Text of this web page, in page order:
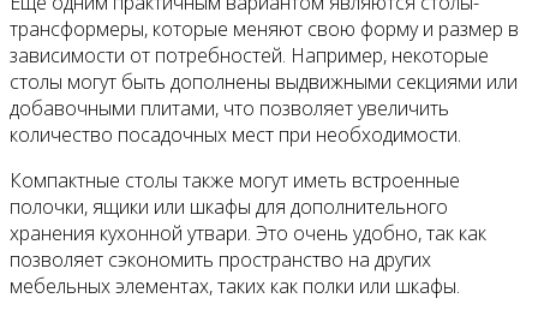
трансформеры, которые меняют свою форму и размер в
зависимости от потребностей. Например, некоторые
столы могут быть дополнены выдвижными секциями или
добавочными плитами, что позволяет увеличить
количество посадочных мест при необходимости.
Компактные столы также могут иметь встроенные
полочки, ящики или шкафы для дополнительного
хранения кухонной утвари. Это очень удобно, так как
позволяет сэкономить пространство на других
мебельных элементах, таких как полки или шкафы.